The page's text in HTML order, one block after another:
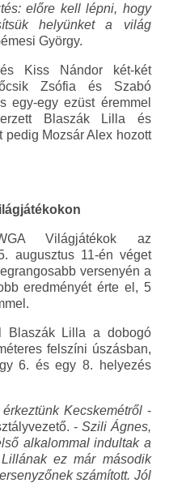
előre kell lépni, hogy
helyünket a világ
György.
Kiss Nándor két-két
Zsófia és Szabó
egy-egy ezüst éremmel
Blaszák Lilla és
pedig Mozsár Alex hozott
Világjátékok az
augusztus 11-én véget
versenyén a
eredményét érte el, 5
Blaszák Lilla a dobogó
felszíni úszásban,
6. és egy 8. helyezés
Kecskemétről-
- Szili Ágnes,
alkalommal indultak a
ez már második
számított. Jól